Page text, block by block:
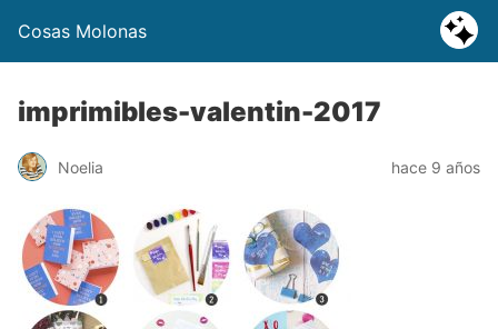
Cosas Molonas
imprimibles-valentin-2017
Noelia hace 9 años